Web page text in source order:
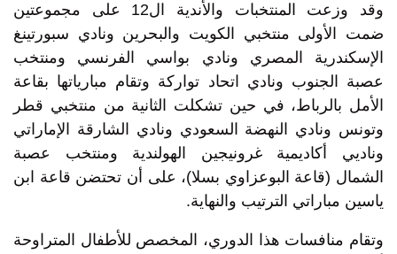
وقد وزعت المنتخبات والأندية ال12 على مجموعتين
ضمت الأولى منتخبي الكويت والبحرين ونادي سبورتينغ
الإسكندرية المصري ونادي بواسي الفرنسي ومنتخب
عصبة الجنوب ونادي اتحاد تواركة وتقام مبارياتها بقاعة
الأمل بالرباط، في حين تشكلت الثانية من منتخبي قطر
وتونس ونادي النهضة السعودي ونادي الشارقة الإماراتي
وناديي أكاديمية غرونيجين الهولندية ومنتخب عصبة
الشمال (قاعة البوعزاوي بسلا)، على أن تحتضن قاعة ابن
ياسين مباراتي الترتيب والنهاية.
وتقام منافسات هذا الدوري، المخصص للأطفال المتراوحة